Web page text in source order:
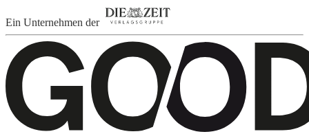
Ein Unternehmen der